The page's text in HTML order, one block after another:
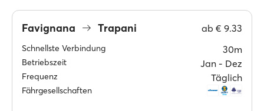
Favignana Trapani ab € 9.33
Schnellste Verbindung 30m
Betriebszeit Jan ‐ Dez
Frequenz Täglich
Fährgesellschaften